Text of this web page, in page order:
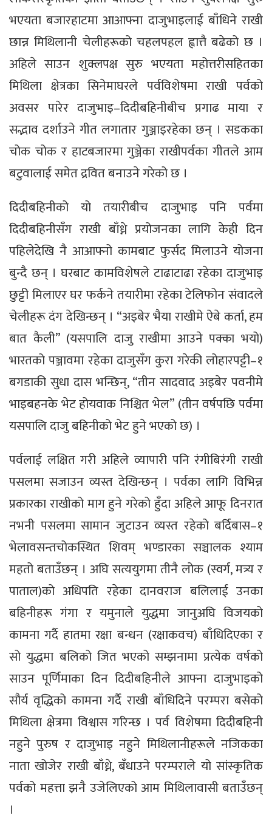
भएयता बजारहाटमा आआफ्ना दाजुभाइलाई बाँधिने राखी
छान्न मिथिलानी चेलीहरूको चहलपहल ह्वात्तै बढेको छ ।
अहिले साउन शुक्लपक्ष सुरु भएयता महोत्तरीसहितका
मिथिला क्षेत्रका सिनेमाघरले पर्वविशेषमा राखी पर्वको
अवसर पारेर दाजुभाइ–दिदीबहिनीबीच प्रगाढ माया र
सद्भाव दर्शाउने गीत लगातार गुञ्जाइरहेका छन् । सडकका
चोक चोक र हाटबजारमा गुञ्जेका राखीपर्वका गीतले आम
बटुवालाई समेत द्रवित बनाउने गरेको छ ।
दिदीबहिनीको यो तयारीबीच दाजुभाइ पनि पर्वमा
दिदीबहिनीसँग राखी बाँध्ने प्रयोजनका लागि केही दिन
पहिलेदेखि नै आआफ्नो कामबाट फुर्सद मिलाउने योजना
बुन्दै छन् । घरबाट कामविशेषले टाढाटाढा रहेका दाजुभाइ
छुट्टी मिलाएर घर फर्कने तयारीमा रहेका टेलिफोन संवादले
चेलीहरू दंग देखिन्छन् । “अइबेर भैया राखीमे ऐबे कर्ता, हम
बात कैली” (यसपालि दाजु राखीमा आउने पक्का भयो)
भारतको पञ्जावमा रहेका दाजुसँग कुरा गरेकी लोहारपट्टी–१
बगडाकी सुधा दास भन्छिन्, “तीन सादवाद अइबेर पवनीमे
भाइबहनके भेट होयवाक निश्चित भेल” (तीन वर्षपछि पर्वमा
यसपालि दाजु बहिनीको भेट हुने भएको छ) ।
पर्वलाई लक्षित गरी अहिले व्यापारी पनि रंगीबिरंगी राखी
पसलमा सजाउन व्यस्त देखिन्छन् । पर्वका लागि विभिन्न
प्रकारका राखीको माग हुने गरेको हुँदा अहिले आफू दिनरात
नभनी पसलमा सामान जुटाउन व्यस्त रहेको बर्दिबास–१
भेलावसन्तचोकस्थित शिवम् भण्डारका सञ्चालक श्याम
महतो बताउँछन् । अघि सत्ययुगमा तीनै लोक (स्वर्ग, मत्र्य र
पाताल)को अधिपति रहेका दानवराज बलिलाई उनका
बहिनीहरू गंगा र यमुनाले युद्धमा जानुअघि विजयको
कामना गर्दै हातमा रक्षा बन्धन (रक्षाकवच) बाँधिदिएका र
सो युद्धमा बलिको जित भएको सम्झनामा प्रत्येक वर्षको
साउन पूर्णिमाका दिन दिदीबहिनीले आफ्ना दाजुभाइको
सौर्य वृद्धिको कामना गर्दै राखी बाँधिदिने परम्परा बसेको
मिथिला क्षेत्रमा विश्वास गरिन्छ । पर्व विशेषमा दिदीबहिनी
नहुने पुरुष र दाजुभाइ नहुने मिथिलानीहरूले नजिकका
नाता खोजेर राखी बाँध्ने, बँधाउने परम्पराले यो सांस्कृतिक
पर्वको महत्ता झनै उजेलिएको आम मिथिलावासी बताउँछन्
।